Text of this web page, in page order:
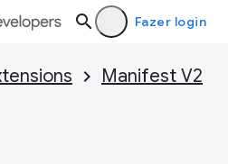
Fazer login
Manifest V2